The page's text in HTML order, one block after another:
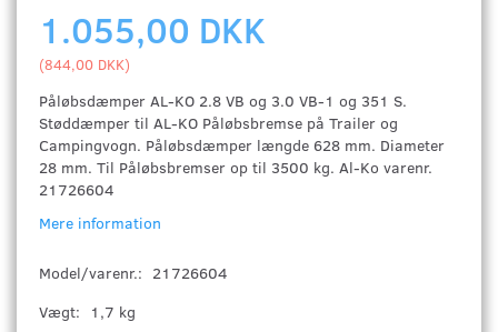
1.055,00 DKK
(844,00 DKK)
Påløbsdæmper AL-KO 2.8 VB og 3.0 VB-1 og 351 S.
Støddæmper til AL-KO Påløbsbremse på Trailer og
Campingvogn. Påløbsdæmper længde 628 mm. Diameter
28 mm. Til Påløbsbremser op til 3500 kg. Al-Ko varenr.
21726604
Mere information
Model/varenr.: 21726604
Vægt:
1,7 kg